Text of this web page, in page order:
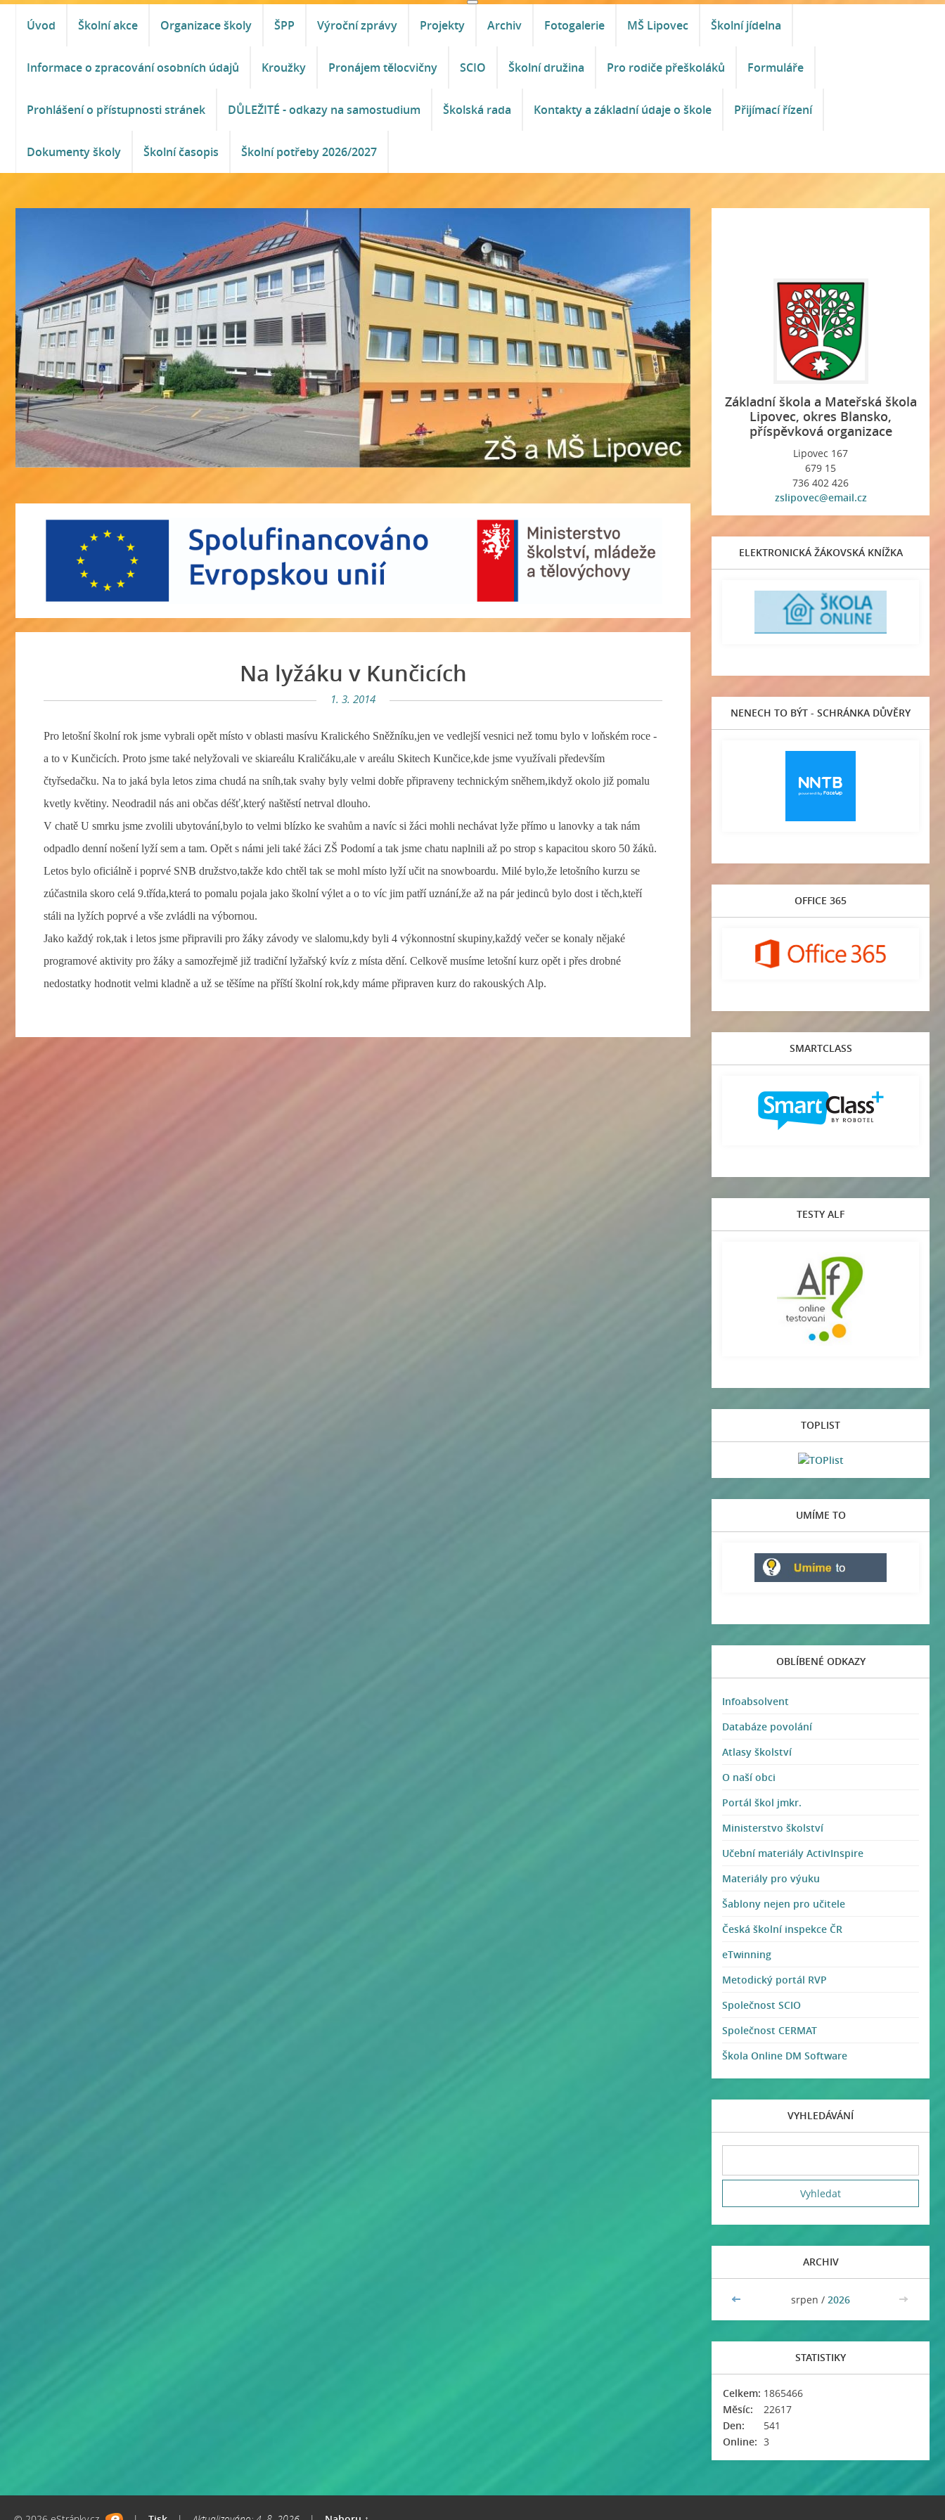
Úvod Školní akce Organizace školy ŠPP Výroční zprávy Projekty Archiv Fotogalerie MŠ Lipovec Školní jídelna
Informace o zpracování osobních údajů Kroužky Pronájem tělocvičny SCIO Školní družina Pro rodiče přeškoláků Formuláře
Prohlášení o přístupnosti stránek DŮLEŽITÉ - odkazy na samostudium Školská rada Kontakty a základní údaje o škole Přijímací řízení
Dokumenty školy Školní časopis Školní potřeby 2026/2027
Na lyžáku v Kunčicích
1. 3. 2014
Pro letošní školní rok jsme vybrali opět místo v oblasti masívu Kralického Sněžníku,jen ve vedlejší vesnici než tomu bylo v loňském roce -
a to v Kunčicích. Proto jsme také nelyžovali ve skiareálu Kraličáku,ale v areálu Skitech Kunčice,kde jsme využívali především
čtyřsedačku. Na to jaká byla letos zima chudá na sníh,tak svahy byly velmi dobře připraveny technickým sněhem,ikdyž okolo již pomalu
kvetly květiny. Neodradil nás ani občas déšť,který naštěstí netrval dlouho.
V chatě U smrku jsme zvolili ubytování,bylo to velmi blízko ke svahům a navíc si žáci mohli nechávat lyže přímo u lanovky a tak nám
odpadlo denní nošení lyží sem a tam. Opět s námi jeli také žáci ZŠ Podomí a tak jsme chatu naplnili až po strop s kapacitou skoro 50 žáků.
Letos bylo oficiálně i poprvé SNB družstvo,takže kdo chtěl tak se mohl místo lyží učit na snowboardu. Milé bylo,že letošního kurzu se
zúčastnila skoro celá 9.třída,která to pomalu pojala jako školní výlet a o to víc jim patří uznání,že až na pár jedinců bylo dost i těch,kteří
stáli na lyžích poprvé a vše zvládli na výbornou.
Jako každý rok,tak i letos jsme připravili pro žáky závody ve slalomu,kdy byli 4 výkonnostní skupiny,každý večer se konaly nějaké
programové aktivity pro žáky a samozřejmě již tradiční lyžařský kvíz z místa dění. Celkově musíme letošní kurz opět i přes drobné
nedostatky hodnotit velmi kladně a už se těšíme na příští školní rok,kdy máme připraven kurz do rakouských Alp.
Základní škola a Mateřská škola
Lipovec, okres Blansko,
příspěvková organizace
Lipovec 167
679 15
736 402 426
zslipovec@email.cz
ELEKTRONICKÁ ŽÁKOVSKÁ KNÍŽKA
NENECH TO BÝT - SCHRÁNKA DŮVĚRY
OFFICE 365
SMARTCLASS
TESTY ALF
TOPLIST
UMÍME TO
OBLÍBENÉ ODKAZY
Infoabsolvent
Databáze povolání
Atlasy školství
O naší obci
Portál škol jmkr.
Ministerstvo školství
Učební materiály ActivInspire
Materiály pro výuku
Šablony nejen pro učitele
Česká školní inspekce ČR
eTwinning
Metodický portál RVP
Společnost SCIO
Společnost CERMAT
Škola Online DM Software
VYHLEDÁVÁNÍ
ARCHIV
<< srpen / 2026 >>
STATISTIKY
Online: 3
Celkem: 1865466
Měsíc:
22617
Den:
541